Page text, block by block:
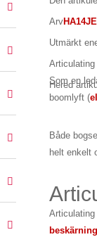
ArvHA14JE
Utmärkt
Hered
Som en
boomlyft (
Både
helt enkelt